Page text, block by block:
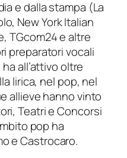
e dalla stampa (La
New York Italian
TGcom24 e altre
preparatori vocali
all’attivo oltre
lirica, nel pop, nel
allieve hanno vinto
Teatri e Concorsi
pop ha
e Castrocaro.